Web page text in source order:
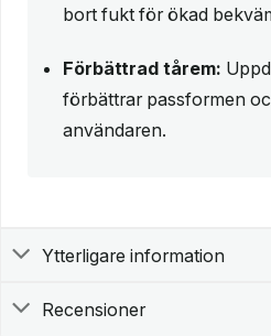
bort fukt för ökad
Förbättrad tårem:
förbättrar passformen
användaren.
Ytterligare information
Recensioner